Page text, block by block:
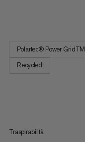
Polartec® Power GridTM
Recycled
Traspirabilità